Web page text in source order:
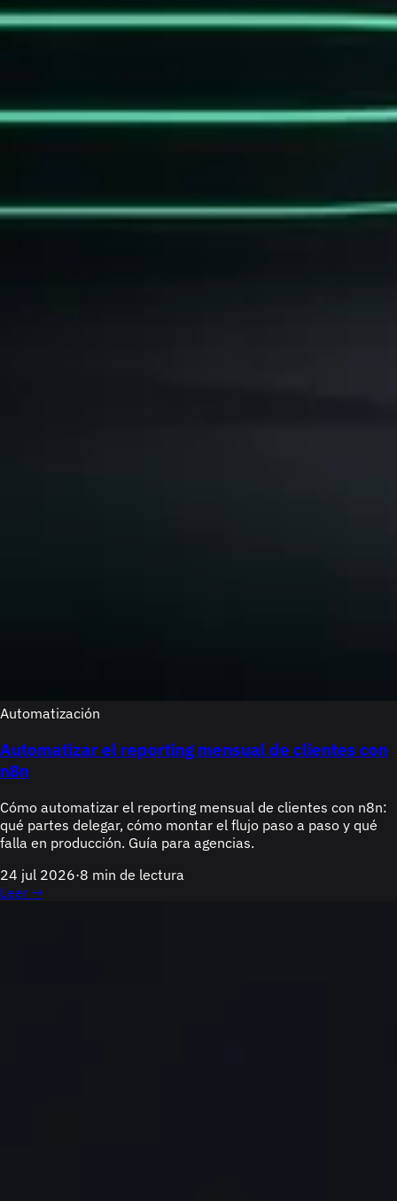
Automatización
Automatizar el reporting mensual de clientes con
n8n
Cómo automatizar el reporting mensual de clientes con n8n:
qué partes delegar, cómo montar el flujo paso a paso y qué
falla en producción. Guía para agencias.
24 jul 2026·8 min de lectura
Leer →